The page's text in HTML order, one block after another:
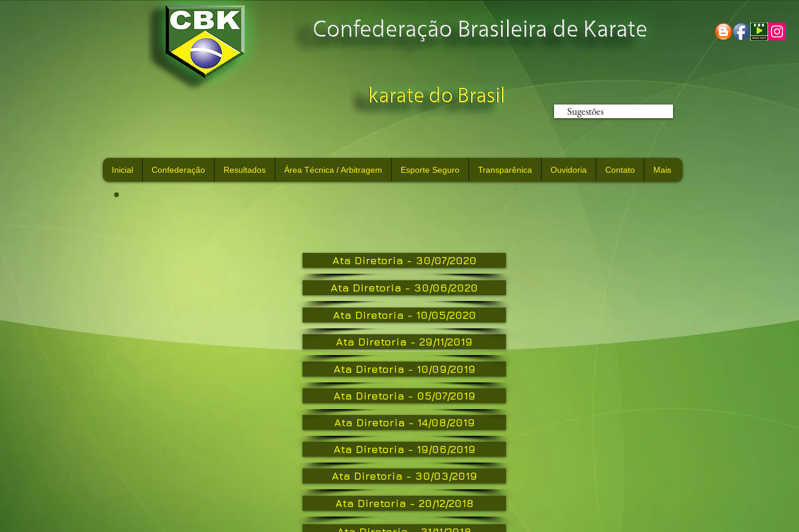
Sugestões
Inicial Confederação Resultados Área Técnica / Arbitragem Esporte Seguro Transparênica Ouvidoria Contato Mais
Ata Diretoria - 14/08/2019
Ata Diretoria - 19/06/2019
Ata Diretoria - 30/03/2019
Ata Diretoria - 20/12/2018
Ata Diretoria - 10/09/2019
Ata Diretoria - 05/07/2019
Ata Diretoria - 29/11/2019
Ata Diretoria - 30/07/2020
Ata Diretoria - 30/06/2020
Ata Diretoria - 10/05/2020